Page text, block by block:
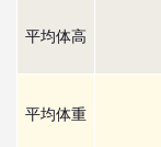
平均体高
平均体重